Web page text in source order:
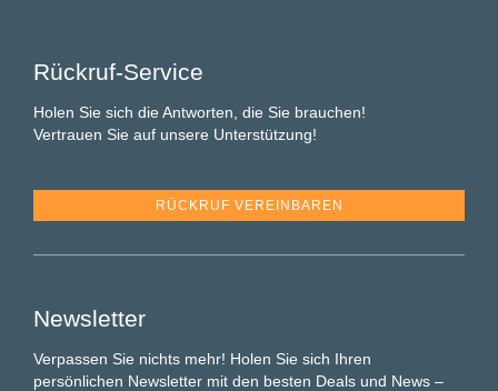
Rückruf-Service
Holen Sie sich die Antworten, die Sie brauchen!
Vertrauen Sie auf unsere Unterstützung!
RÜCKRUF VEREINBAREN
Newsletter
Verpassen Sie nichts mehr! Holen Sie sich Ihren
persönlichen Newsletter mit den besten Deals und News –